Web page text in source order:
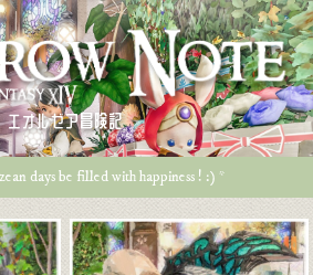
エオルゼア冒険記
days be filled with happiness ! :) *